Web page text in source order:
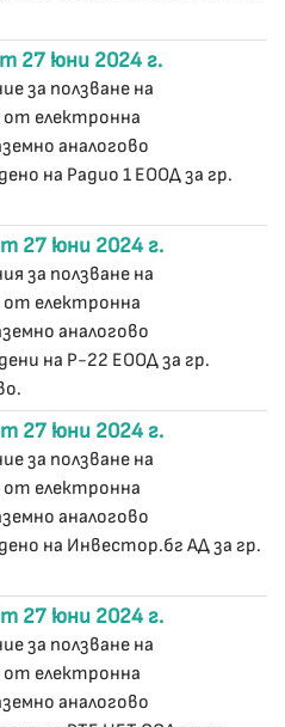
27 юни 2024 г.
за ползване на
електронна
аналогово
на Радио 1 ЕООД за гр.
27 юни 2024 г.
за ползване на
електронна
аналогово
на Р-22 ЕООД за гр.
27 юни 2024 г.
за ползване на
електронна
аналогово
на Инвестор.бг АД за гр.
27 юни 2024 г.
за ползване на
електронна
аналогово